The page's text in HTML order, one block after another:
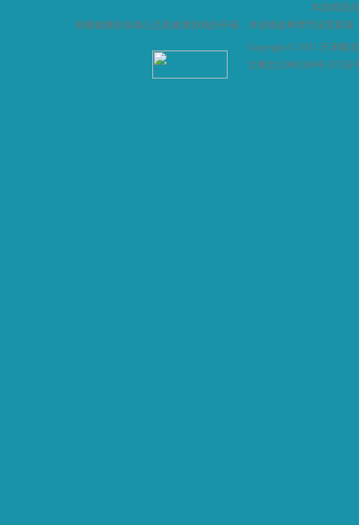
本游戏适
积极健康的游戏心态是健康游戏的开端，本游戏故事情节设置紧
Copyright © 2011 天津聚
文网文[2009]169号 ICP证